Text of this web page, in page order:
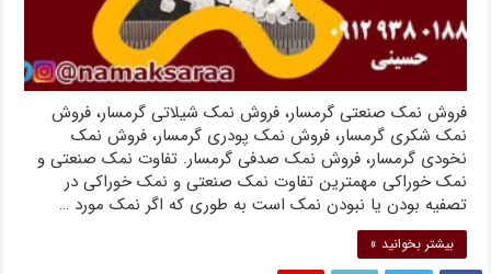
فروش نمک صنعتی گرمسار، فروش نمک شیلاتی گرمسار، فروش
نمک شکری گرمسار، فروش نمک پودری گرمسار، فروش نمک
نخودی گرمسار، فروش نمک صدفی گرمسار. تفاوت نمک صنعتی و
نمک خوراکی مهمترین تفاوت نمک صنعتی و نمک خوراکی در
تصفیه بودن یا نبودن نمک است به طوری که اگر نمک مورد …
بیشتر بخوانید »